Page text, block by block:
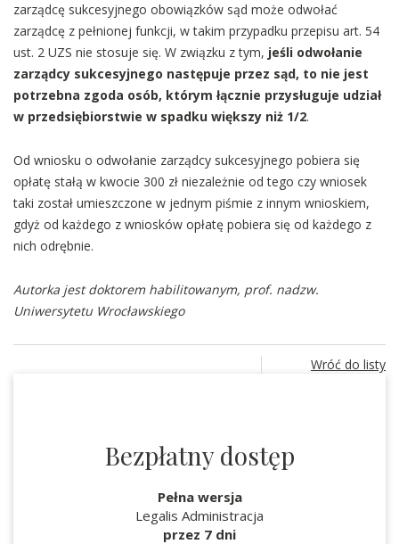
zarządcę sukcesyjnego obowiązków sąd może odwołać
zarządcę z pełnionej funkcji, w takim przypadku przepisu art. 54
ust. 2 UZS nie stosuje się. W związku z tym, jeśli odwołanie
zarządcy sukcesyjnego następuje przez sąd, to nie jest
potrzebna zgoda osób, którym łącznie przysługuje udział
w przedsiębiorstwie w spadku większy niż 1/2.
Od wniosku o odwołanie zarządcy sukcesyjnego pobiera się
opłatę stałą w kwocie 300 zł niezależnie od tego czy wniosek
taki został umieszczone w jednym piśmie z innym wnioskiem,
gdyż od każdego z wniosków opłatę pobiera się od każdego z
nich odrębnie.
Autorka jest doktorem habilitowanym, prof. nadzw.
Uniwersytetu Wrocławskiego
Wróć do listy
Bezpłatny dostęp
Pełna wersja
Legalis Administracja
przez 7 dni